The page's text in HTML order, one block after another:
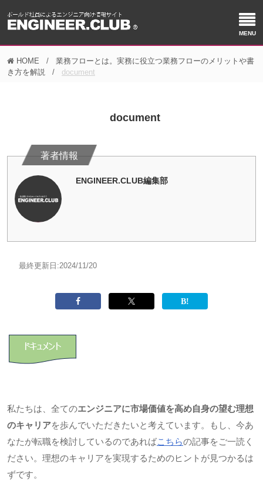
HOME
業務フローとは。実務に役立つ業務フローのメリットや書
き方を解説
document
document
ENGINEER.CLUB編集部
最終更新日:2024/11/20
私たちは、全てのエンジニアに市場価値を高め自身の望む理想
のキャリアを歩んでいただきたいと考えています。もし、今あ
なたが転職を検討しているのであればこちらの記事をご一読く
ださい。理想のキャリアを実現するためのヒントが見つかるは
ずです。